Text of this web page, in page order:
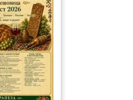
07 13:27:27